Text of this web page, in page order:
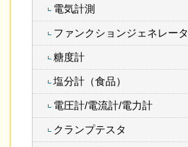
電気計測
ファンクションジェネレータ
糖度計
塩分計（食品）
電圧計/電流計/電力計
クランプテスタ